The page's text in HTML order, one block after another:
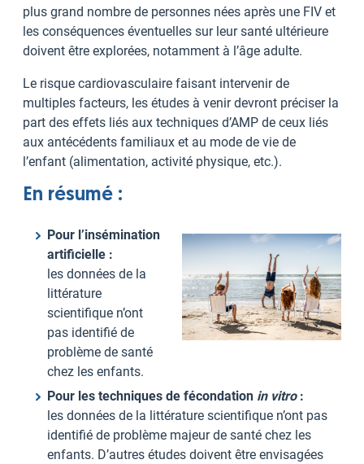
plus grand nombre de personnes nées après une FIV et
les conséquences éventuelles sur leur santé ultérieure
doivent être explorées, notamment à l’âge adulte.
Le risque cardiovasculaire faisant intervenir de
multiples facteurs, les études à venir devront préciser la
part des effets liés aux techniques d’AMP de ceux liés
aux antécédents familiaux et au mode de vie de
l’enfant (alimentation, activité physique, etc.).
En résumé :
Pour l’insémination
artificielle :
les données de la
littérature
scientifique n’ont
pas identifié de
problème de santé
chez les enfants.
Pour les techniques de fécondation in vitro:
les données de la littérature scientifique n’ont pas
identifié de problème majeur de santé chez les
enfants. D’autres études doivent être envisagées